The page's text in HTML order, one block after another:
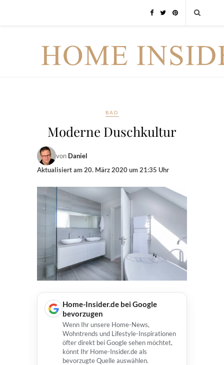
BAD
Moderne Duschkultur
von Daniel
Aktualisiert am20. März 2020 um 21:35 Uhr
Home-Insider.de bei Google
bevorzugen
Wenn Ihr unsere Home-News,
Wohntrends und Lifestyle-Inspirationen
öfter direkt bei Google sehen möchtet,
könnt Ihr Home-Insider.de als
bevorzugte Quelle auswählen.